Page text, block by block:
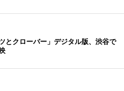
とクローバー」デジタル版、渋谷で